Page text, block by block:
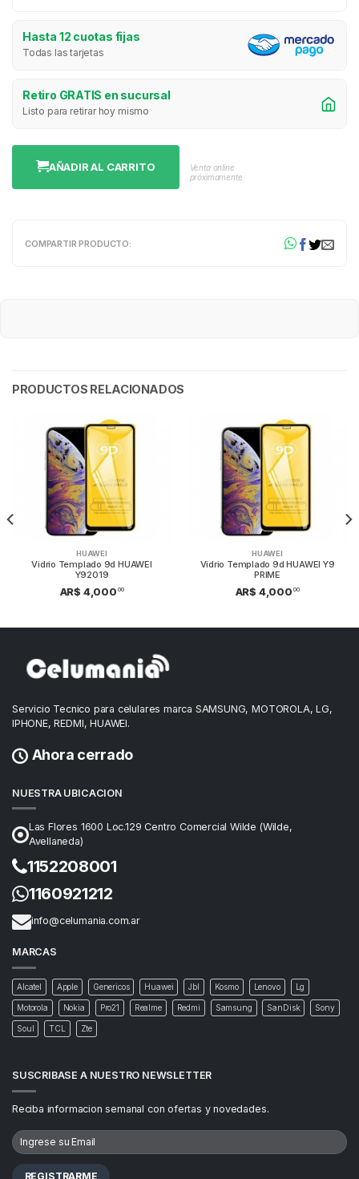
Hasta 12 cuotas fijas
Todas las tarjetas
Retiro GRATIS en sucursal
Listo para retirar hoy mismo
AÑADIR AL CARRITO
Venta online
próximamente
COMPARTIR PRODUCTO:
PRODUCTOS RELACIONADOS
HUAWEI
Vidrio Templado 9d HUAWEI
Y92019
AR$ 4,000 00
HUAWEI
Vidrio Templado 9d HUAWEI Y9
PRIME
AR$ 4,000 00
Servicio Tecnico para celulares marca SAMSUNG, MOTOROLA, LG,
IPHONE, REDMI, HUAWEI.
Ahora cerrado
NUESTRA UBICACION
Las Flores 1600 Loc.129 Centro Comercial Wilde (Wilde,
Avellaneda)
1152208001
1160921212
info@celumania.com.ar
MARCAS
Alcatel Apple Genericos Huawei Jbl Kosmo Lenovo Lg
Motorola Nokia Pro21 Realme Redmi Samsung SanDisk Sony
Soul TCL Zte
SUSCRIBASE A NUESTRO NEWSLETTER
Reciba informacion semanal con ofertas y novedades.